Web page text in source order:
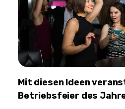
Mit diesen Ideen
Betriebsfeier des